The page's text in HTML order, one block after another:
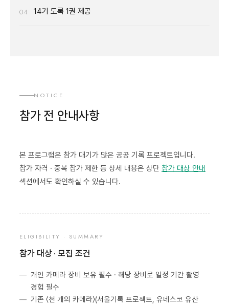
04 14기 도록 1권 제공
NOTICE
참가 전 안내사항
본 프로그램은 참가 대기가 많은 공공 기록 프로젝트입니다.
참가 자격 · 중복 참가 제한 등 상세 내용은 상단 참가 대상 안내
섹션에서도 확인하실 수 있습니다.
ELIGIBILITY · SUMMARY
참가 대상 · 모집 조건
개인 카메라 장비 보유 필수 · 해당 장비로 일정 기간 촬영
경험 필수
기존 〈천 개의 카메라〉(서울기록 프로젝트, 유네스코 유산